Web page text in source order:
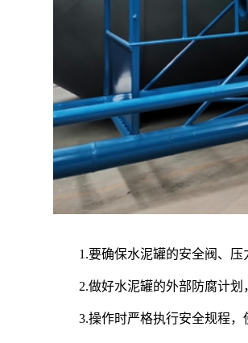
1.要确保水泥罐的安全阀、
2.做好水泥罐的外部防腐计
3.操作时严格执行安全规程